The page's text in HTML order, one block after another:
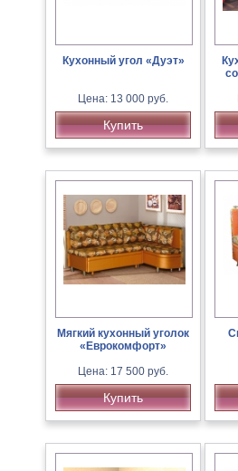
Кухонный угол «Дуэт»
Цена: 13 000 руб.
Купить
Мягкий кухонный уголок
«Еврокомфорт»
Цена: 17 500 руб.
Купить